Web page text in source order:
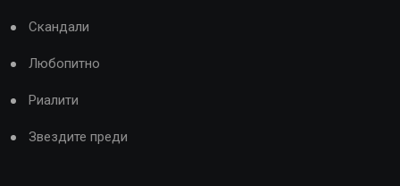
Скандали
Любопитно
Риалити
Звездите преди